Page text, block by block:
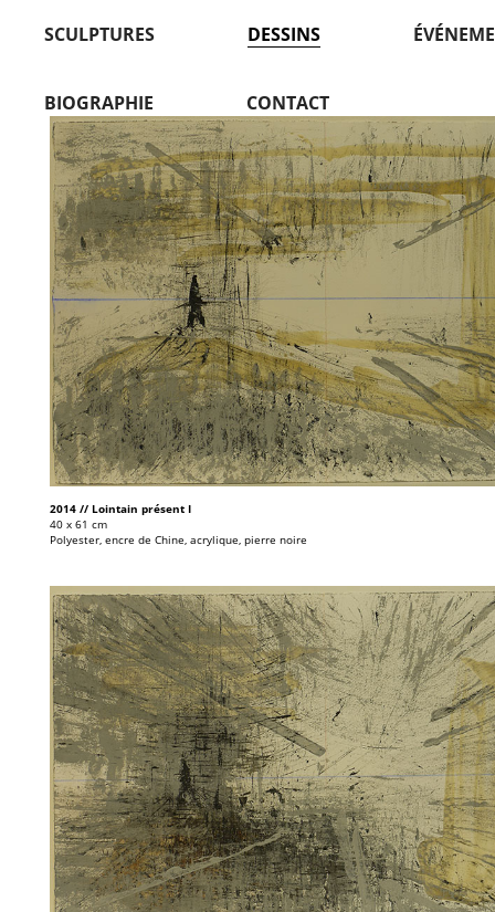
SCULPTURES DESSINS
BIOGRAPHIE CONTACT
2014 // Lointain présent I
40 x 61 cm
Polyester, encre de Chine, acrylique, pierre noire